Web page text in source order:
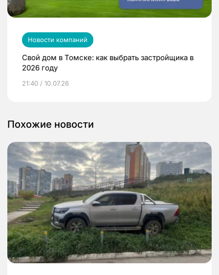
Новости компаний
Свой дом в Томске: как выбрать застройщика в
2026 году
21:40 / 10.07.26
Похожие новости